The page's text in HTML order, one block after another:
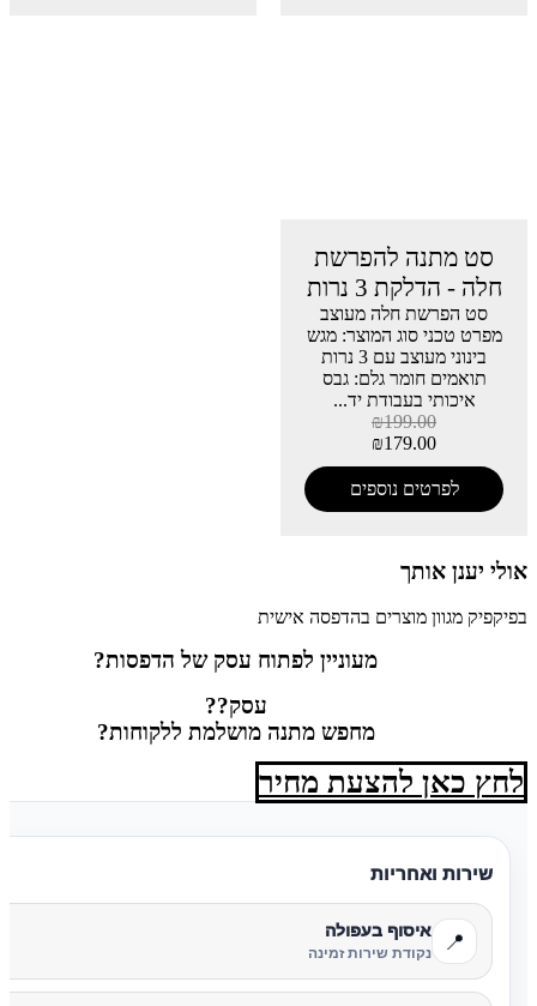
סט מתנה להפרשת
חלה - הדלקת 3 נרות
סט הפרשת חלה מעוצב
מפרט טכני סוג המוצר: מגש
בינוני מעוצב עם 3 נרות
תואמים חומר גלם: גבס
איכותי בעבודת יד...
₪199.00
₪179.00
לפרטים נוספים
אולי יענן אותך
בפיקפיק מגוון מוצרים בהדפסה אישית
מעוניין לפתוח עסק של הדפסות?
עסק??
מחפש מתנה מושלמת ללקוחות?
לחץ כאן להצעת מחיר
שירות ואחריות
📍 איסוף בעפולה
נקודת שירות זמינה